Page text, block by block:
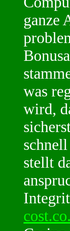
ganze
was
wird,
stellt